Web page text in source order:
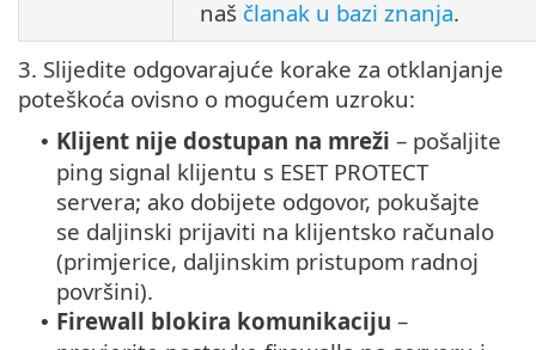
naš članak u bazi znanja.
3. Slijedite odgovarajuće korake za otklanjanje
poteškoća ovisno o mogućem uzroku:
• Klijent nije dostupan na mreži – pošaljite
ping signal klijentu s ESET PROTECT
servera; ako dobijete odgovor, pokušajte
se daljinski prijaviti na klijentsko računalo
(primjerice, daljinskim pristupom radnoj
površini).
• Firewall blokira komunikaciju –